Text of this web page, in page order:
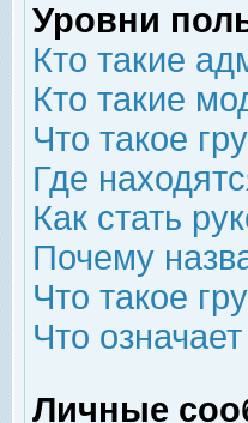
Уровни
Кто такие
Кто такие
Что такое
Где
Как стать
Почему
Что такое
Что
Личные